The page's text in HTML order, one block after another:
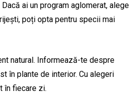
ai un program aglomerat, alege
poți opta pentru specii mai
natural. Informează-te despre
în plante de interior. Cu alegeri
în fiecare zi.